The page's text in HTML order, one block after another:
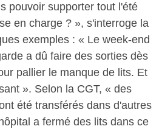
pouvoir supporter tout l'été
en charge ? », s'interroge la
exemples : « Le week-end
a dû faire des sorties dès
pallier le manque de lits. Et
». Selon la CGT, « des
été transférés dans d'autres
a fermé des lits dans ce